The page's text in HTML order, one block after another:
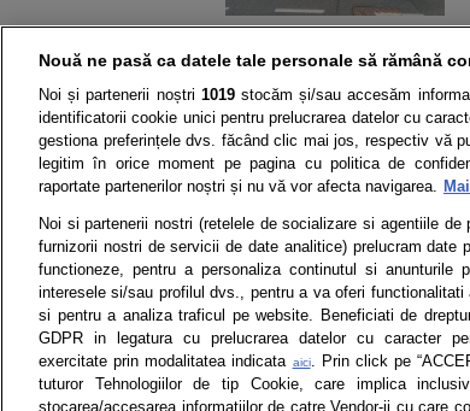
Știri
Termeni si conditii
Toate drepturile
Nouă ne pasă ca datele tale personale să rămână
Noi și partenerii noștri 1019stocăm și/sau accesăm
identificatorii cookie unici pentru prelucrarea datelor cu
gestiona preferințele dvs. făcând clic mai jos, respectiv vă
legitim în orice moment pe pagina cu politica de
raportate partenerilor noștri și nu vă vor afecta navigarea.
Noi si partenerii nostri (retelele de socializare si agentiile de
furnizorii nostri de servicii de date analitice) prelucram date
functioneze, pentru a personaliza continutul si anunturile
interesele si/sau profilul dvs., pentru a va oferi functionalitati
si pentru a analiza traficul pe website. Beneficiati de
GDPR in legatura cu prelucrarea datelor cu caracter
exercitate prin modalitatea indicata aici. Prin click pe
tuturor Tehnologiilor de tip Cookie, care implica
stocarea/accesarea informatiilor de catre Vendor-ii cu care